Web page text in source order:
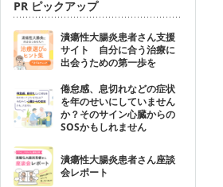
PR ピックアップ
潰瘍性大腸炎患者さん支援
サイト 自分に合う治療に
出会うための第一歩を
倦怠感、息切れなどの症状
を年のせいにしていません
か？そのサイン心臓からの
SOSかもしれません
潰瘍性大腸炎患者さん座談
会レポート